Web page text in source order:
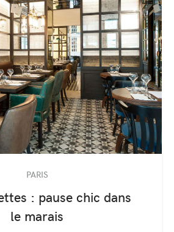
PARIS
: pause chic dans
le marais